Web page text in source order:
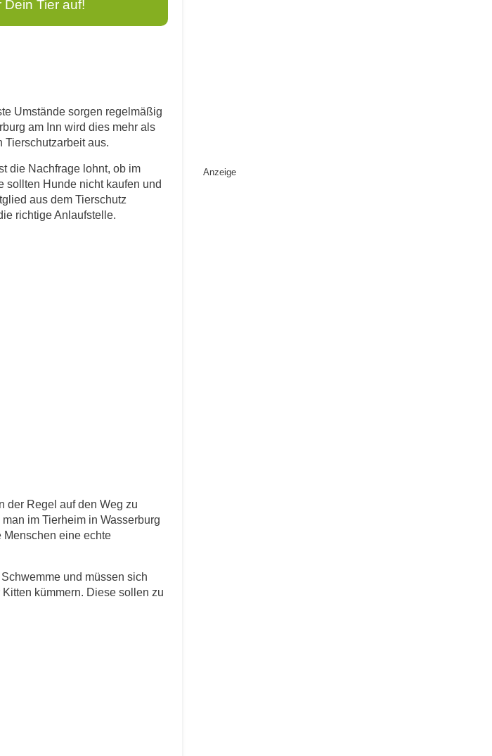
Tier auf!
Umstände sorgen regelmäßig
am Inn wird dies mehr als
Tierschutzarbeit aus.
die Nachfrage lohnt, ob im
sollten Hunde nicht kaufen und
aus dem Tierschutz
richtige Anlaufstelle.
der Regel auf den Weg zu
im Tierheim in Wasserburg
Menschen eine echte
und müssen sich
kümmern. Diese sollen zu
Anzeige